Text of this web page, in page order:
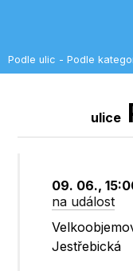
Podle ulic - Podle
ulice
09. 06.,
na událost
Jestřebická